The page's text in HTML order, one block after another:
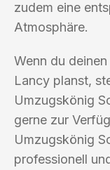
zudem eine
Atmosphäre.
Wenn du
Lancy planst,
Umzugskönig
gerne zur
Umzugskönig
professionell